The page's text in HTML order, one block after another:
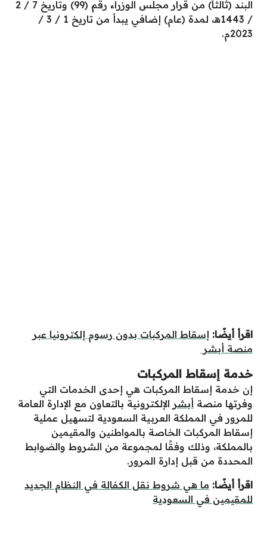
البند (ثالثاً) من قرار مجلس الوزراء رقم (99) وتاريخ 7 / 2
/ 1443هـ، لمدة (عام) إضافي يبدأ من تاريخ 1 / 3 /
2023م.
اقرأ أيضًا: إسقاط المركبات بدون رسوم إلكترونيا عبر
منصة أبشر
خدمة إسقاط المركبات
إن خدمة إسقاط المركبات هي إحدى الخدمات التي
وفرتها منصة أبشر الإلكترونية بالتعاون مع الإدارة العامة
للمرور في المملكة العربية السعودية لتسهيل عملية
إسقاط المركبات الخاصة بالمواطنين والمقيمين
بالمملكة، وذلك وفقًا لمجموعة من الشروط والضوابط
المحددة من قبل إدارة المرور.
اقرأ أيضًا: ما هي شروط نقل الكفالة في النظام الجديد
للمقيمين في السعودية